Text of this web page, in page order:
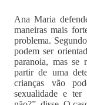
Ana Maria
maneiras mais
problema.
podem ser
paranoia, mas se
partir de uma
crianças vão
sexualidade e ter